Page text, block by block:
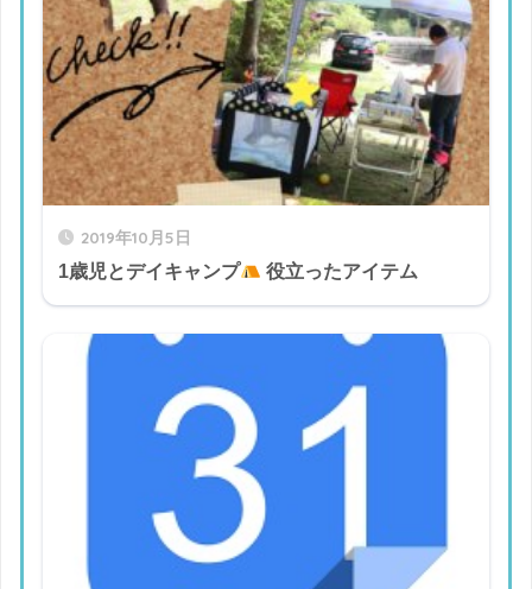
2019年10月5日
1歳児とデイキャンプ
役立ったアイテム